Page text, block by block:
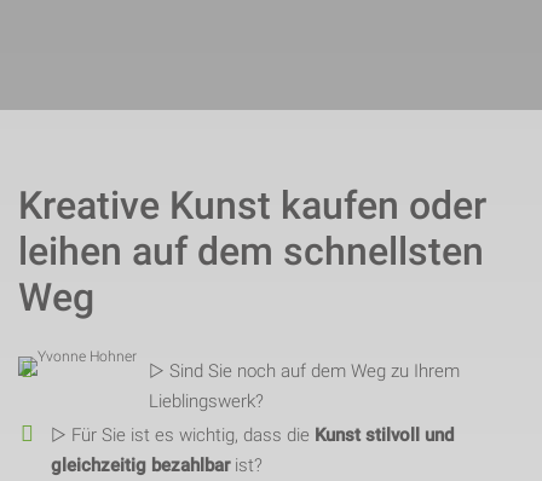
Kreative Kunst kaufen oder
leihen auf dem schnellsten
Weg
▷ Sind Sie noch auf dem Weg zu Ihrem
Lieblingswerk?
▷ Für Sie ist es wichtig, dass die Kunst stilvoll und
gleichzeitig bezahlbarist?